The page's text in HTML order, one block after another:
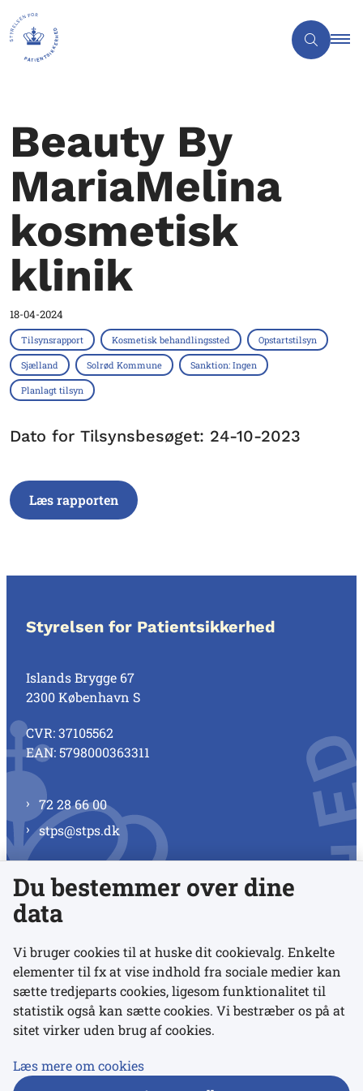
Beauty By
MariaMelina
kosmetisk
klinik
18-04-2024
Tilsynsrapport Kosmetisk behandlingssted Opstartstilsyn
Sjælland Solrød Kommune Sanktion: Ingen
Planlagt tilsyn
Dato for Tilsynsbesøget: 24-10-2023
Læs rapporten
Styrelsen for Patientsikkerhed
Islands Brygge 67
2300 København S
CVR: 37105562
EAN: 5798000363311
72 28 66 00
stps@stps.dk
Se alle kontaktnumre
Links
Udgivelser
Du bestemmer over dine
data
Vi bruger cookies til at huske dit cookievalg. Enkelte
elementer til fx at vise indhold fra sociale medier kan
sætte tredjeparts cookies, ligesom funktionalitet til
statistik også kan sætte cookies. Vi bestræber os på at
sitet virker uden brug af cookies.
Læs mere om cookies